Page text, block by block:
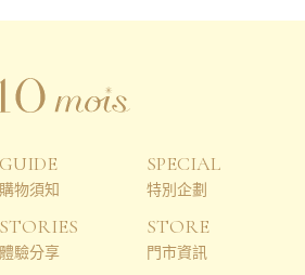
GUIDE
購物須知
SPECIAL
特別企劃
STORIES
體驗分享
STORE
門市資訊